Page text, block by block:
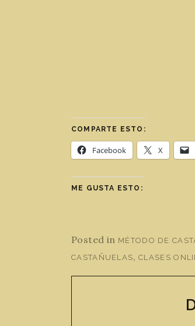
COMPARTE ESTO:
Facebook X
ME GUSTA ESTO:
Posted in MÉTODO DE
CASTAÑUELAS,CLASES